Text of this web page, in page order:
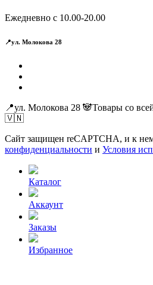
Ежедневно с 10.00-20.00
📍ул. Молокова 28
📍ул. Молокова 28 🐼Товары
🇻🇳
Сайт защищен reCAPTCHA, и к
конфиденциальности и Условия
Каталог
Аккаунт
Заказы
Избранное